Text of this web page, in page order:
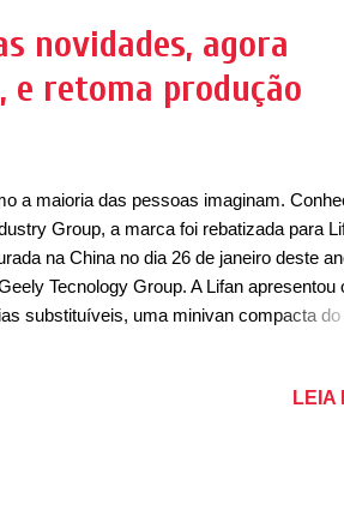
em regime CKD na unidade. Ao que tudo
da Lifan está encerrada porque ...
novidades, agora
e retoma produção
a maioria das pessoas imaginam.
Group, a marca foi rebatizada para
na China no dia 26 de janeiro deste
Tecnology Group. A Lifan apresentou
substituíveis, uma minivan compacta do
Lifan vem desenvolvendo novos modelos
LEIA